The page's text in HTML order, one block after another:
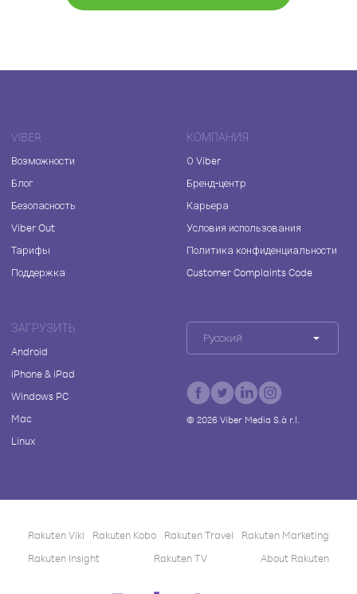
VIBER
Возможности
Блог
Безопасность
Viber Out
Тарифы
Поддержка
КОМПАНИЯ
О Viber
Бренд-центр
Карьера
Условия использования
Политика конфиденциальности
Customer Complaints Code
ЗАГРУЗИТЬ
Android
iPhone & iPad
Windows PC
Mac
Linux
Русский
© 2026Viber Media S.à r.l.
Rakuten Viki Rakuten Kobo Rakuten Travel
Rakuten Marketing
Rakuten Insight
Rakuten TV About Rakuten